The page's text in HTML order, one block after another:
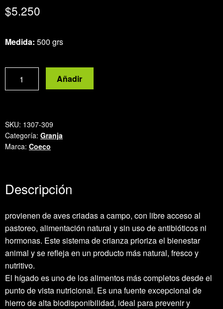
$5.250
Medida: 500 grs
Añadir
SKU: 1307-309
Categoría: Granja
Marca: Coeco
Descripción
provienen de aves criadas a campo, con libre acceso al
pastoreo, alimentación natural y sin uso de antibióticos ni
hormonas. Este sistema de crianza prioriza el bienestar
animal y se refleja en un producto más natural, fresco y
nutritivo.
El hígado es uno de los alimentos más completos desde el
punto de vista nutricional. Es una fuente excepcional de
hierro de alta biodisponibilidad, ideal para prevenir y